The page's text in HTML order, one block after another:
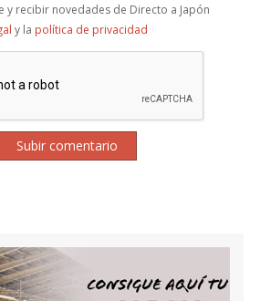
y recibir novedades de Directo a Japón
y la política de privacidad
Subir comentario